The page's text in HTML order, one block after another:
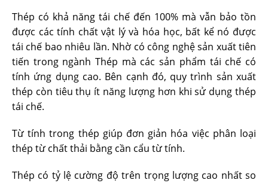
Thép có khả năng tái chế đến 100% mà vẫn bảo tồn
được các tính chất vật lý và hóa học, bất kể nó được
tái chế bao nhiêu lần. Nhờ có công nghệ sản xuất tiên
tiến trong ngành Thép mà các sản phẩm tái chế có
tính ứng dụng cao. Bên cạnh đó, quy trình sản xuất
thép còn tiêu thụ ít năng lượng hơn khi sử dụng thép
tái chế.
Từ tính trong thép giúp đơn giản hóa việc phân loại
thép từ chất thải bằng cần cẩu từ tính.
Thép có tỷ lệ cường độ trên trọng lượng cao nhất so